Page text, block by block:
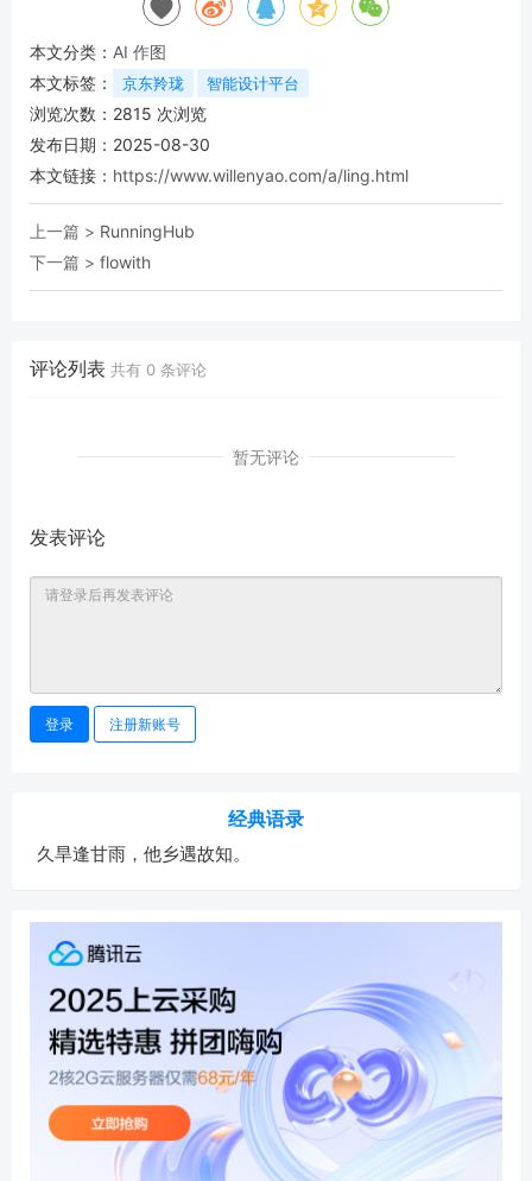
本文分类： AI 作图
本文标签：
京东羚珑 智能设计平台
浏览次数： 2815 次浏览
发布日期：2025-08-30
本文链接： https://www.willenyao.com/a/ling.html
上一篇 > RunningHub
下一篇 > flowith
评论列表 共有 0 条评论
暂无评论
发表评论
登录 注册新账号
经典语录
久旱逢甘雨，他乡遇故知。